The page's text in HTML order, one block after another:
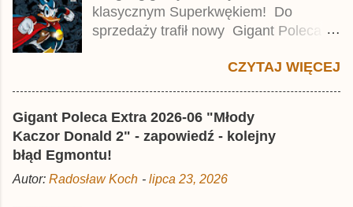
a
r
z
klasycznym Superkwękiem! Do
sprzedaży trafił nowy Gigant Poleca
Jest to kolejny 624-stronicowy tom z
wynosi 49,99 zł i zamówicie go także z
rabatem na Egmont.pl . Za przekład
odpowiadał Jacek Drewnowski.
Publikacja jest przedrukiem drugiego
CZYTAJ WIĘCEJ
Gigant Poleca Extra 2026-06 "Młody
Kaczor Donald 2" - zapowiedź - kolejny
błąd Egmontu!
Autor: Radosław Koch - lipca 23, 2026